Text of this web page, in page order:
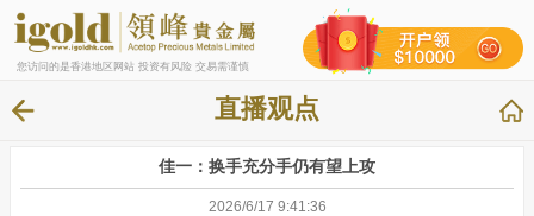
您访问的是香港地区网站 投资有风险 交易需谨慎
直播观点
佳一：换手充分手仍有望上攻
2026/6/17 9:41:36